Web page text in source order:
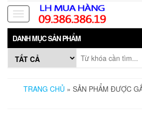
Skip
the
content
Toggle
navigation
DANH MỤC SẢN PHẨM
TRANG CHỦ » SẢN PHẨM ĐƯỢC